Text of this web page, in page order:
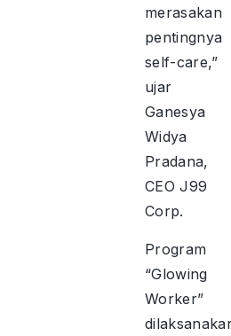
merasakan
pentingnya
self-care,”
ujar
Ganesya
Widya
Pradana,
CEO J99
Corp.
Program
“Glowing
Worker”